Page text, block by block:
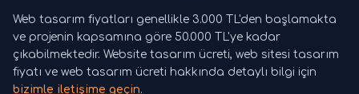
Web tasarım fiyatları genellikle 3.000 TL'den başlamakta
ve projenin kapsamına göre 50.000 TL'ye kadar
çıkabilmektedir. Website tasarım ücreti, web sitesi tasarım
fiyatı ve web tasarım ücreti hakkında detaylı bilgi için
bizimle iletişime geçin.